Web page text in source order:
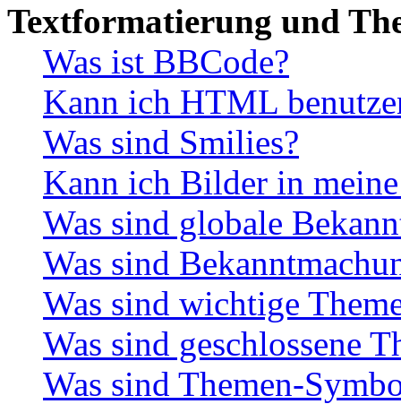
Textformatierung und
Was ist BBCode?
Kann ich HTML
Was sind Smilies?
Kann ich Bilder in
Was sind globale
Was sind
Was sind wichtige
Was sind geschlossene
Was sind Themen-